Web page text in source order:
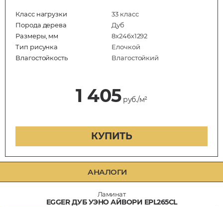
Класс нагрузки
33 класс
Порода дерева
Дуб
Размеры, мм
8х246х1292
Тип рисунка
Елочкой
Влагостойкость
Влагостойкий
1 405руб./м²
КУПИТЬ
АНАЛОГИ
Ламинат
EGGER ДУБ УЭНО АЙВОРИ EPL265CL